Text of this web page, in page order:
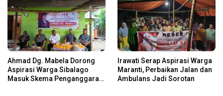
Ahmad Dg. Mabela Dorong
Aspirasi Warga Sibalago
Masuk Skema Penganggaran
Irawati Serap Aspirasi Warga
Maranti, Perbaikan Jalan dan
Ambulans Jadi Sorotan